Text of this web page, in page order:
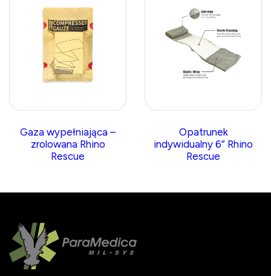
Gaza wypełniająca –
zrolowana Rhino
Rescue
Opatrunek
indywidualny 6” Rhino
Rescue